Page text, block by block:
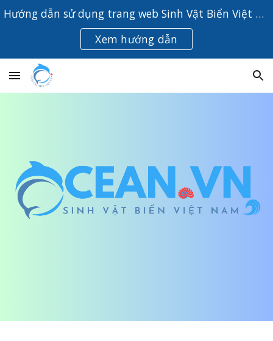
Skip to main content Skip to navigation
Hướng dẫn sử dụng trang web Sinh Vật Biển Việt Nam
Xem hướng dẫn